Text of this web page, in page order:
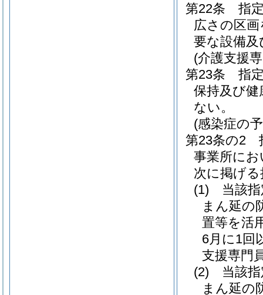
第22条
指
広さの区
要な設備
(介護支援
第23条
指
保持及び
ない。
(感染症の
第23条の2
事業所に
次に掲げ
(1)
当該
まん延の
置等を活
6月に1回
支援専門
(2)
当該
まん延の